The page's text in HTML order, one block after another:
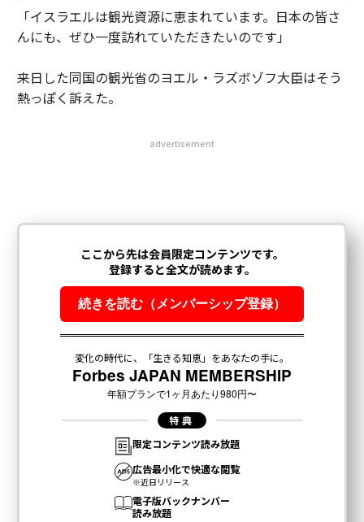
「イスラエルは観光資源に恵まれています。日本の皆さ
んにも、ぜひ一度訪れていただきたいのです」
来日した同国の観光省のヨエル・ラズボゾフ大臣はそう
熱っぽく訴えた。
advertisement